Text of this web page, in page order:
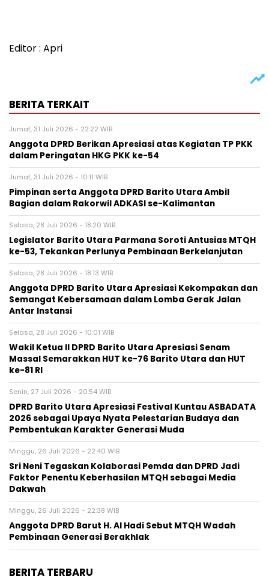
Editor : Apri
BERITA TERKAIT
Jumat, 31 Juli 2026 - 22:22 WIB
Anggota DPRD Berikan Apresiasi atas Kegiatan TP PKK
dalam Peringatan HKG PKK ke-54
Jumat, 31 Juli 2026 - 10:11 WIB
Pimpinan serta Anggota DPRD Barito Utara Ambil
Bagian dalam Rakorwil ADKASI se-Kalimantan
Selasa, 28 Juli 2026 - 18:20 WIB
Legislator Barito Utara Parmana Soroti Antusias MTQH
ke-53, Tekankan Perlunya Pembinaan Berkelanjutan
Selasa, 28 Juli 2026 - 18:13 WIB
Anggota DPRD Barito Utara Apresiasi Kekompakan dan
Semangat Kebersamaan dalam Lomba Gerak Jalan
Antar Instansi
Selasa, 28 Juli 2026 - 10:01 WIB
Wakil Ketua II DPRD Barito Utara Apresiasi Senam
Massal Semarakkan HUT ke-76 Barito Utara dan HUT
ke-81 RI
Senin, 27 Juli 2026 - 20:54 WIB
DPRD Barito Utara Apresiasi Festival Kuntau ASBADATA
2026 sebagai Upaya Nyata Pelestarian Budaya dan
Pembentukan Karakter Generasi Muda
Minggu, 26 Juli 2026 - 22:40 WIB
Sri Neni Tegaskan Kolaborasi Pemda dan DPRD Jadi
Faktor Penentu Keberhasilan MTQH sebagai Media
Dakwah
Minggu, 26 Juli 2026 - 22:38 WIB
Anggota DPRD Barut H. Al Hadi Sebut MTQH Wadah
Pembinaan Generasi Berakhlak
BERITA TERBARU